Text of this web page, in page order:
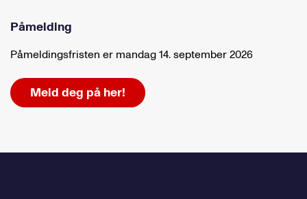
Påmelding
Påmeldingsfristen er mandag 14. september 2026
Meld deg på her!